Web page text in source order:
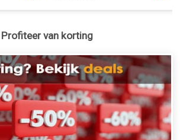
Profiteer van korting